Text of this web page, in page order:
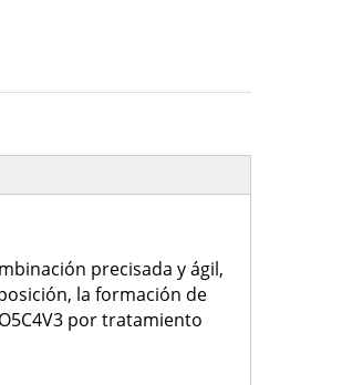
precisada y ágil,
la formación de
por tratamiento